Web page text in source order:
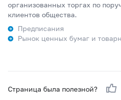
организованных торгах по
клиентов общества.
Предписания
Рынок ценных бумаг и
Страница была полезной?